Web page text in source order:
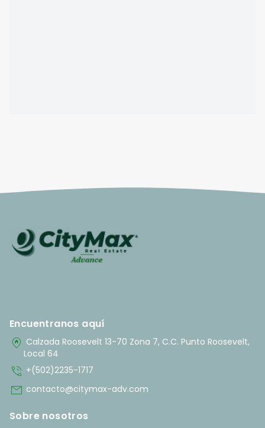
Encuentranos aquí
home_pin Calzada Roosevelt 13-70 Zona 7, C.C. Punto Roosevelt,
Local 64
phone_in_talk +(502)2235-1717
mail contacto@citymax-adv.com
Sobre nosotros